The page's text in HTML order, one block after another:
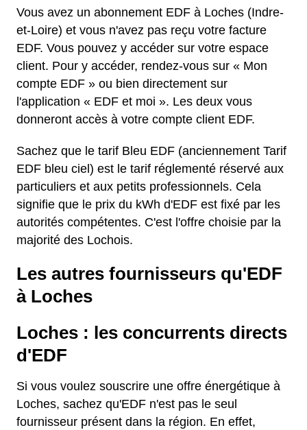
Vous avez un abonnement EDF à Loches (Indre-
et-Loire) et vous n'avez pas reçu votre facture
EDF. Vous pouvez y accéder sur votre espace
client. Pour y accéder, rendez-vous sur « Mon
compte EDF » ou bien directement sur
l'application « EDF et moi ». Les deux vous
donneront accès à votre compte client EDF.
Sachez que le tarif Bleu EDF (anciennement Tarif
EDF bleu ciel) est le tarif réglementé réservé aux
particuliers et aux petits professionnels. Cela
signifie que le prix du kWh d'EDF est fixé par les
autorités compétentes. C'est l'offre choisie par la
majorité des Lochois.
Les autres fournisseurs qu'EDF
à Loches
Loches : les concurrents directs
d'EDF
Si vous voulez souscrire une offre énergétique à
Loches, sachez qu'EDF n'est pas le seul
fournisseur présent dans la région. En effet,